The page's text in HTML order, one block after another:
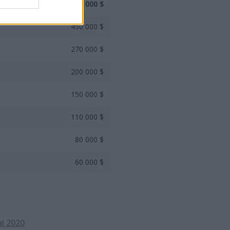
1 000 000 $
450 000 $
270 000 $
200 000 $
150 000 $
110 000 $
80 000 $
60 000 $
2020